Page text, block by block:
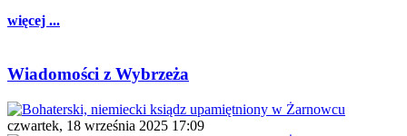
więcej ...
Wiadomości z Wybrzeża
czwartek, 18 września 2025 17:09